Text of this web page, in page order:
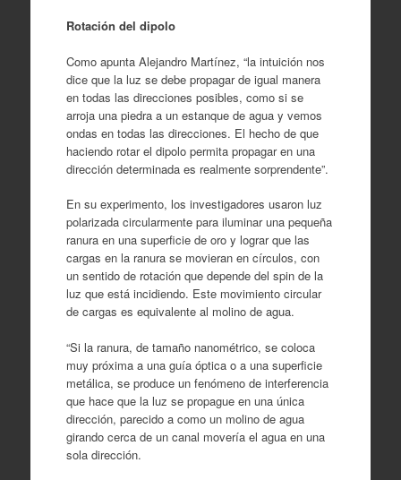
Rotación del dipolo
Como apunta Alejandro Martínez, “la intuición nos
dice que la luz se debe propagar de igual manera
en todas las direcciones posibles, como si se
arroja una piedra a un estanque de agua y vemos
ondas en todas las direcciones. El hecho de que
haciendo rotar el dipolo permita propagar en una
dirección determinada es realmente sorprendente”.
En su experimento, los investigadores usaron luz
polarizada circularmente para iluminar una pequeña
ranura en una superficie de oro y lograr que las
cargas en la ranura se movieran en círculos, con
un sentido de rotación que depende del spin de la
luz que está incidiendo. Este movimiento circular
de cargas es equivalente al molino de agua.
“Si la ranura, de tamaño nanométrico, se coloca
muy próxima a una guía óptica o a una superficie
metálica, se produce un fenómeno de interferencia
que hace que la luz se propague en una única
dirección, parecido a como un molino de agua
girando cerca de un canal movería el agua en una
sola dirección.